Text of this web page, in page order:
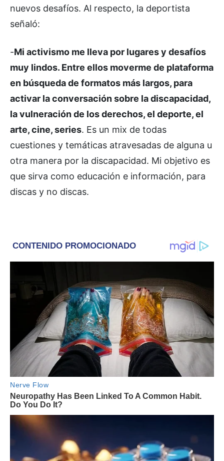
nuevos desafíos. Al respecto, la deportista
señaló:
-Mi activismo me lleva por lugares y desafíos
muy lindos. Entre ellos moverme de plataforma
en búsqueda de formatos más largos, para
activar la conversación sobre la discapacidad,
la vulneración de los derechos, el deporte, el
arte, cine, series. Es un mix de todas
cuestiones y temáticas atravesadas de alguna u
otra manera por la discapacidad. Mi objetivo es
que sirva como educación e información, para
discas y no discas.